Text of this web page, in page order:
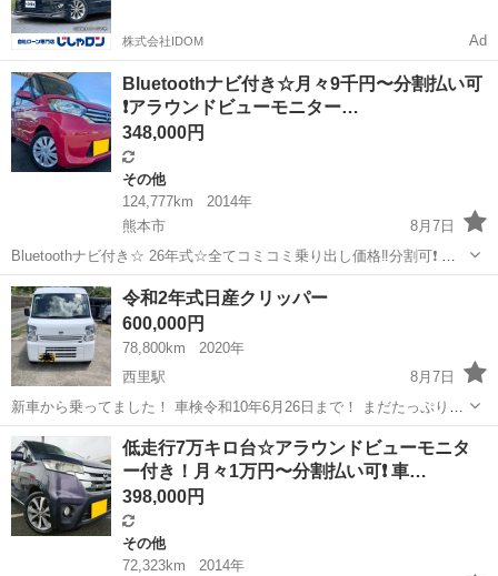
株式会社IDOM Ad
Bluetoothナビ付き☆月々9千円〜分割払い可
❗️アラウンドビューモニター…
348,000円
その他
124,777km
2014年
熊本市
8月7日
Bluetoothナビ付き☆ 26年式☆全てコミコミ乗り出し価格‼️分割可❗️ 車
検2年付き【名義変更代込み】大人気☆日産 デイズルークス
X☆Bluetoothナビ付き☆走行中DVD見れます☆ETC付き☆アラウンド
ビューモニ...
熊本 熊本市 その他
令和2年式日産クリッパー
600,000円
78,800km
2020年
西里駅
8月7日
新車から乗ってました！ 車検令和10年6月26日まで！ まだたっぷりあ
ります。
熊本 熊本市 西里駅 日産
低走行7万キロ台☆アラウンドビューモニタ
ー付き！月々1万円〜分割払い可❗️ 車…
398,000円
その他
72,323km
2014年